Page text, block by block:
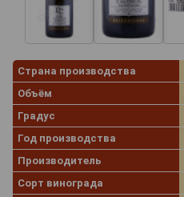
Страна производства
Объём
Градус
Год производства
Производитель
Сорт винограда